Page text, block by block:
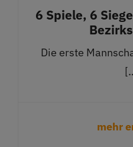
6 Spiele, 6
Die erste
mehr